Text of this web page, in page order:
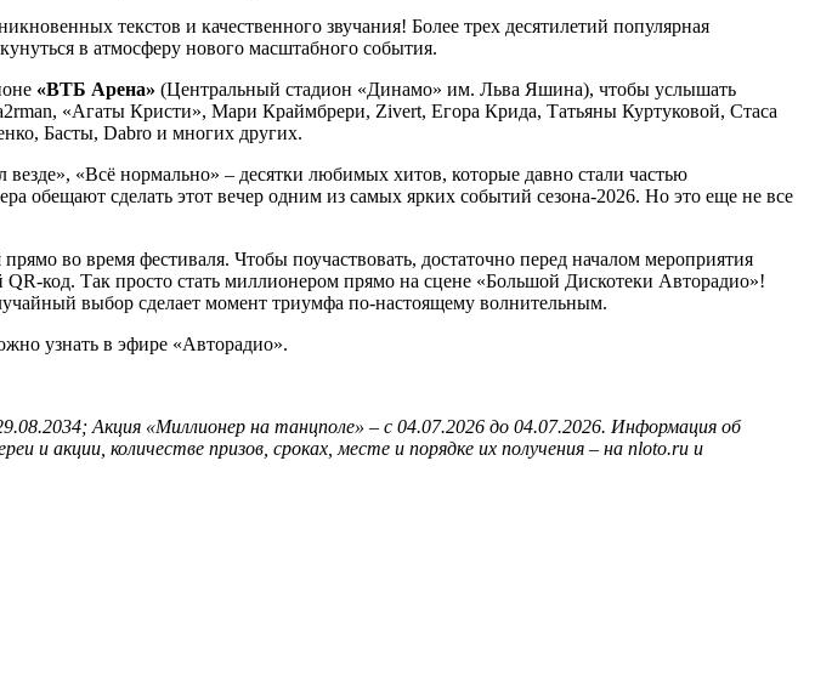
текстов и качественного звучания! Более трех десятилетий популярная
в атмосферу нового масштабного события.
«ВТБ Арена» (Центральный стадион «Динамо» им. Льва Яшина), чтобы услышать
«Агаты Кристи», Мари Краймбрери, Zivert, Егора Крида, Татьяны Куртуковой, Стаса
Басты, Dabro и многих других.
«Всё нормально» – десятки любимых хитов, которые давно стали частью
обещают сделать этот вечер одним из самых ярких событий сезона‑2026. Но это еще не все
прямо во время фестиваля. Чтобы поучаствовать, достаточно перед началом мероприятия
Так просто стать миллионером прямо на сцене «Большой Дискотеки Авторадио»!
выбор сделает момент триумфа по‑настоящему волнительным.
узнать в эфире «Авторадио».
Акция «Миллионер на танцполе» – с 04.07.2026 до 04.07.2026. Информация об
и акции, количестве призов, сроках, месте и порядке их получения – на nloto.ru и